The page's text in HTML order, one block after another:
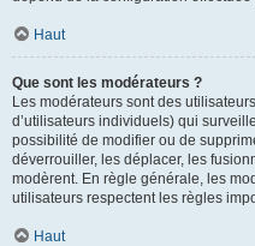
Haut
Que sont les modérateurs ?
Les modérateurs sont des
d’utilisateurs individuels) qui
possibilité de modifier ou de
déverrouiller, les déplacer, les
modèrent. En règle générale, les
utilisateurs respectent les règles
Haut